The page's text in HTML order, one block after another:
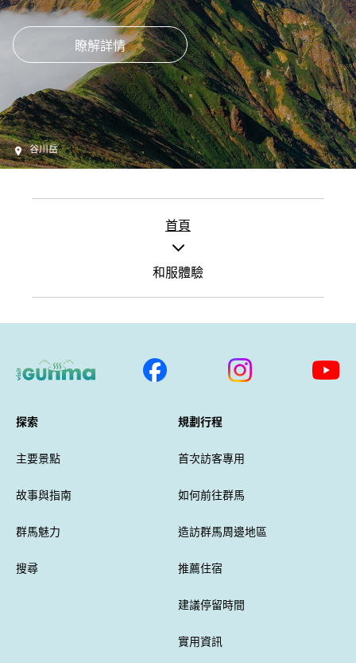
瞭解詳情
谷川岳
首頁
和服體驗
探索
主要景點
故事與指南
群馬魅力
搜尋
規劃行程
首次訪客專用
如何前往群馬
造訪群馬周邊地區
推薦住宿
建議停留時間
實用資訊